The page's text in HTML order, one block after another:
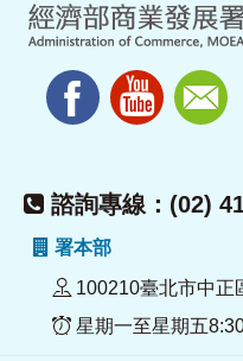
諮詢專線：(02)
署本部
100210臺北市中正
星期一至星期五